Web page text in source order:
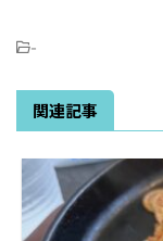
-
関連記事